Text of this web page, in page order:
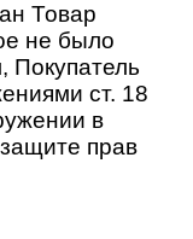
Товар
не было
Покупатель
ст. 18
в
прав